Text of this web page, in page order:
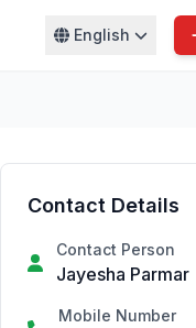
English
Contact Details
Contact Person
Jayesha Parmar
Mobile Number